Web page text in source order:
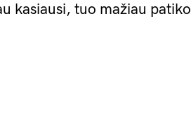
kasiausi, tuo mažiau patiko